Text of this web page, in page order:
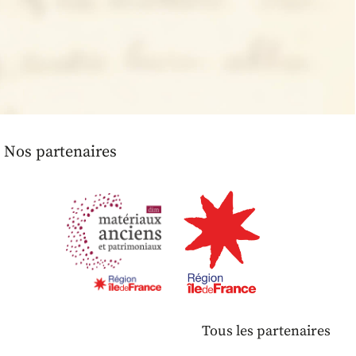
Nos partenaires
Tous les partenaires